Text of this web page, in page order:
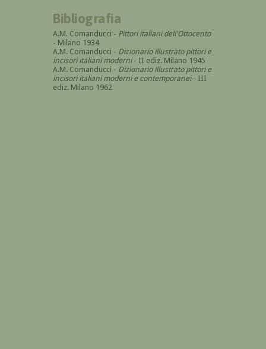
Bibliografia
A.M. Comanducci - Pittori italiani dell'Ottocento
- Milano 1934
A.M. Comanducci - Dizionario illustrato pittori e
incisori italiani moderni- II ediz. Milano 1945
A.M. Comanducci - Dizionario illustrato pittori e
incisori italiani moderni e contemporanei- III
ediz. Milano 1962